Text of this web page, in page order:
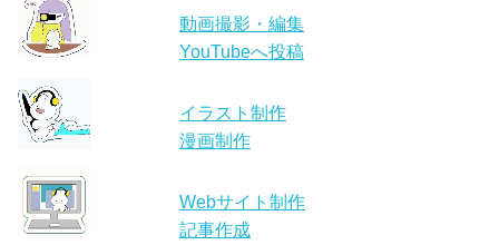
動画撮影・編集
YouTubeへ投稿
イラスト制作
漫画制作
Webサイト制作
記事作成